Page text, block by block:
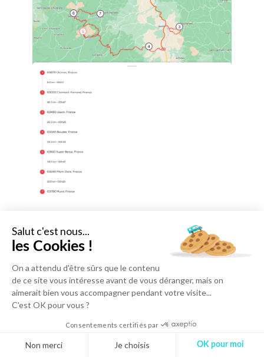
Vous avez visité le Puy-de-Dôme et vous souhaitez
nous faire part de votre expérience de voyages, nous
transmettre vos plus belles photos ? Envoyez-nous
vos clichés et vos conseils à l’adresse
communication@hunyvers.com. N’hésitez pas à nous
solliciter si vous souhaitez visiter une région mais que
vous n’avez pas d’idée d’itinéraire, nous nous ferons
un plaisir de vous proposer un circuit dans l’un de nos
Salut c'est nous...
les Cookies !
On a attendu d'être sûrs que le contenu
de ce site vous intéresse avant de vous déranger, mais on
aimerait bien vous accompagner pendant votre visite...
C'est OK pour vous ?
Consentements certifiés par
Non merci Je choisis OK pour moi